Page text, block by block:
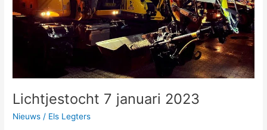
Lichtjestocht 7 januari 2023
Nieuws / Els Legters